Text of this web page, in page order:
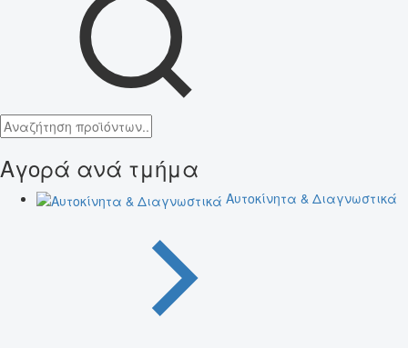
Αγορά ανά τμήμα
Αυτοκίνητα & Διαγνωστικά